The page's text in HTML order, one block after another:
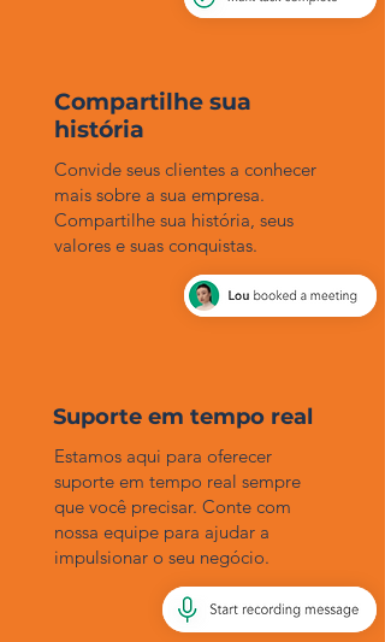
Compartilhe sua
história
Convide seus clientes a conhecer
mais sobre a sua empresa.
Compartilhe sua história, seus
valores e suas conquistas.
Suporte em tempo real
Estamos aqui para oferecer
suporte em tempo real sempre
que você precisar. Conte com
nossa equipe para ajudar a
impulsionar o seu negócio.